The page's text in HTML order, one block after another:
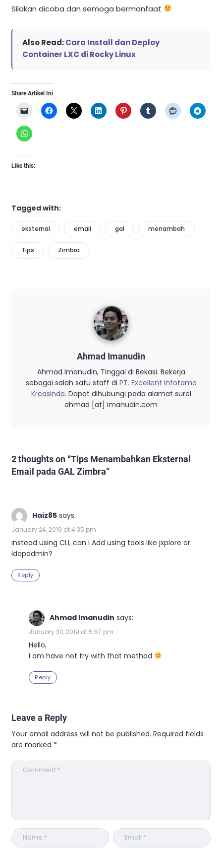
Silakan dicoba dan semoga bermanfaat
Also Read:Cara Install dan Deploy
Container LXC di Rocky Linux
Share Artikel Ini
Like this:
Tagged with:
eksternal email gal menambah
Tips Zimbra
Ahmad Imanudin
Ahmad Imanudin, Tinggal di Bekasi. Bekerja
sebagai salah satu staff di PT. Excellent Infotama
Kreasindo. Dapat dihubungi pada alamat surel
ahmad [at] imanudin.com
2 thoughts on “Tips Menambahkan Eksternal
Email pada GAL Zimbra”
Haiz85 says:
January 24, 2019 at 4:35 pm
instead using CLI, can i Add using tools like jxplore or
ldapadmin?
Reply
Ahmad Imanudin says:
January 30, 2019 at 5:57 pm
Hello,
I am have not try with that method
Reply
Leave a Reply
Your email address will not be published. Required fields
are marked *